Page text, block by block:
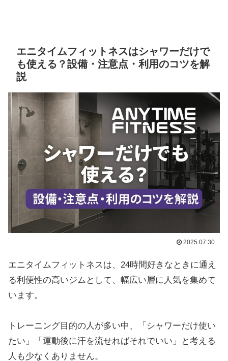
エニタイムフィットネスはシャワーだけで
も使える？設備・注意点・利用のコツを解
説
2025.07.30
エニタイムフィットネスは、24時間好きなときに通え
る利便性の高いジムとして、幅広い層に人気を集めて
います。
トレーニング目的の人が多い中、「シャワーだけ使い
たい」「運動後に汗を流せればそれでいい」と考える
人も少なくありません。